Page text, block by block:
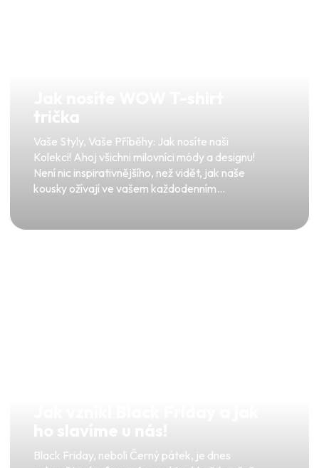
trička
Vaše Styly, Vaše Příběhy: Jak nosíte naši
Kolekci! Ahoj všichni milovníci módy a designu!
Není nic inspirativnějšího, než vidět, jak naše
kousky ožívají ve vašem každodenním...
Black Friday, neboli Černý pátek, je dnes